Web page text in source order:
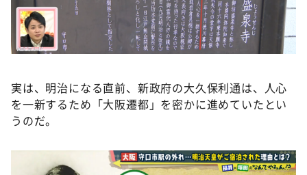
実は、明治になる直前、新政府の大久保利通は、人心
を一新するため「大阪遷都」を密かに進めていたとい
うのだ。